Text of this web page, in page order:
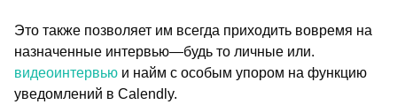
Это также позволяет им всегда приходить вовремя на
назначенные интервью—будь то личные или.
видеоинтервью и найм с особым упором на функцию
уведомлений в Calendly.